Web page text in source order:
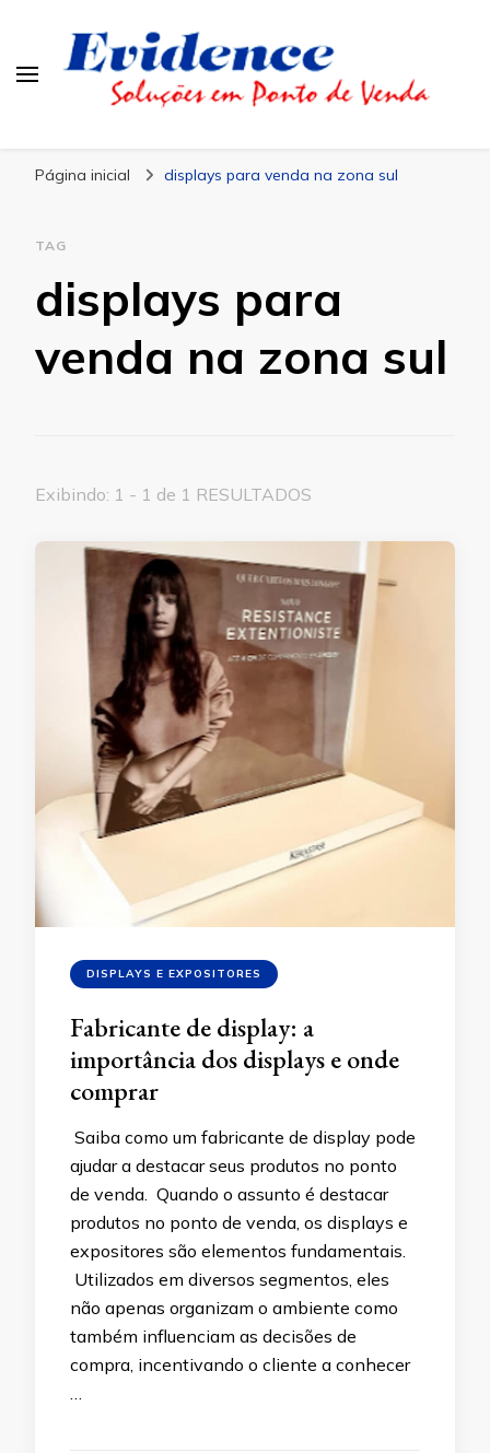
Página inicial displays para venda na zona sul
TAG
displays para
venda na zona sul
Exibindo: 1 - 1 de 1 RESULTADOS
DISPLAYS E EXPOSITORES
Fabricante de display: a
importância dos displays e onde
comprar
Saiba como um fabricante de display pode
ajudar a destacar seus produtos no ponto
de venda. Quando o assunto é destacar
produtos no ponto de venda, os displays e
expositores são elementos fundamentais.
Utilizados em diversos segmentos, eles
não apenas organizam o ambiente como
também influenciam as decisões de
compra, incentivando o cliente a conhecer